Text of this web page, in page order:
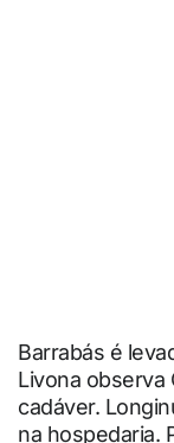
Barrabás é
Livona observa
cadáver.
na hospedaria.